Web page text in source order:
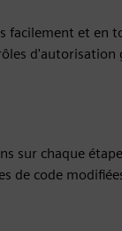
facilement et en
sur chaque
de code